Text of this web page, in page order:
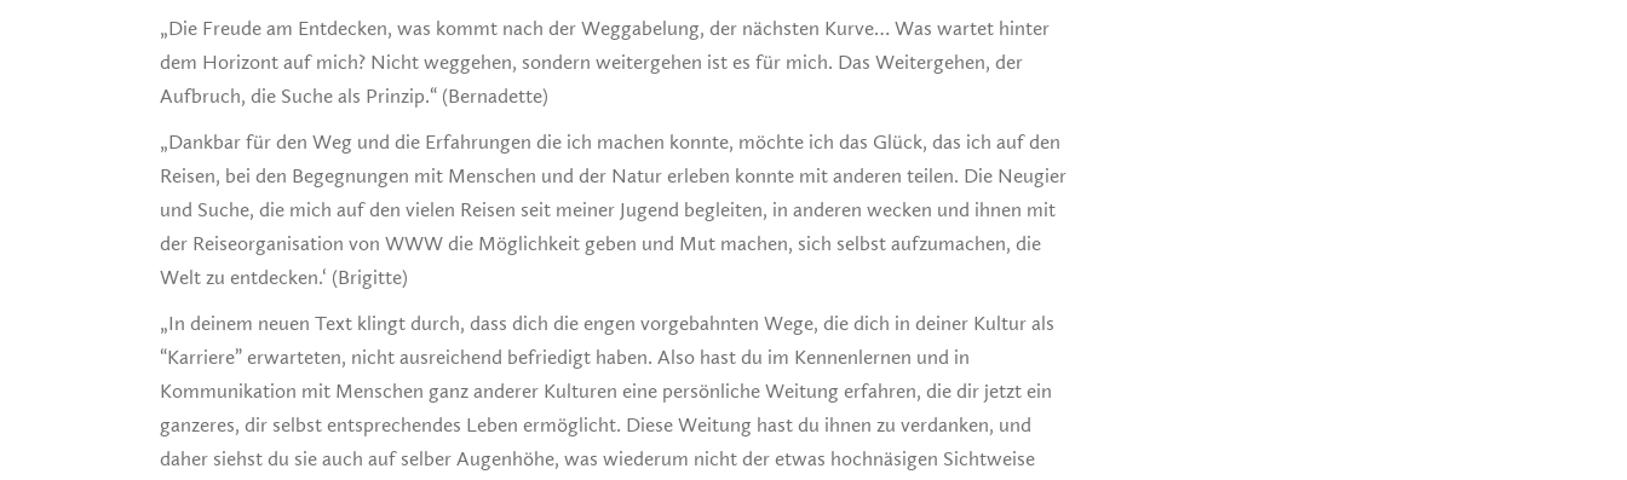
„Die Freude am Entdecken, was kommt nach der Weggabelung, der nächsten Kurve… Was wartet hinter
dem Horizont auf mich? Nicht weggehen, sondern weitergehen ist es für mich. Das Weitergehen, der
Aufbruch, die Suche als Prinzip.“ (Bernadette)
„Dankbar für den Weg und die Erfahrungen die ich machen konnte, möchte ich das Glück, das ich auf den
Reisen, bei den Begegnungen mit Menschen und der Natur erleben konnte mit anderen teilen. Die Neugier
und Suche, die mich auf den vielen Reisen seit meiner Jugend begleiten, in anderen wecken und ihnen mit
der Reiseorganisation von WWW die Möglichkeit geben und Mut machen, sich selbst aufzumachen, die
Welt zu entdecken.‘ (Brigitte)
„In deinem neuen Text klingt durch, dass dich die engen vorgebahnten Wege, die dich in deiner Kultur als
“Karriere” erwarteten, nicht ausreichend befriedigt haben. Also hast du im Kennenlernen und in
Kommunikation mit Menschen ganz anderer Kulturen eine persönliche Weitung erfahren, die dir jetzt ein
ganzeres, dir selbst entsprechendes Leben ermöglicht. Diese Weitung hast du ihnen zu verdanken, und
daher siehst du sie auch auf selber Augenhöhe, was wiederum nicht der etwas hochnäsigen Sichtweise